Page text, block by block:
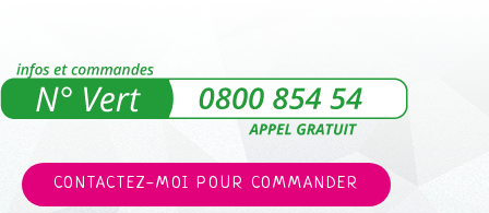
CONTACTEZ-MOI POUR COMMANDER